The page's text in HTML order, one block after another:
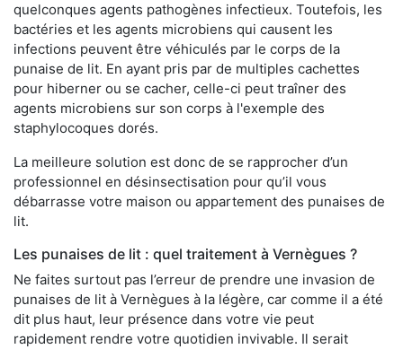
quelconques agents pathogènes infectieux. Toutefois, les
bactéries et les agents microbiens qui causent les
infections peuvent être véhiculés par le corps de la
punaise de lit. En ayant pris par de multiples cachettes
pour hiberner ou se cacher, celle-ci peut traîner des
agents microbiens sur son corps à l'exemple des
staphylocoques dorés.
La meilleure solution est donc de se rapprocher d’un
professionnel en désinsectisation pour qu’il vous
débarrasse votre maison ou appartement des punaises de
lit.
Les punaises de lit : quel traitement à Vernègues ?
Ne faites surtout pas l’erreur de prendre une invasion de
punaises de lit à Vernègues à la légère, car comme il a été
dit plus haut, leur présence dans votre vie peut
rapidement rendre votre quotidien invivable. Il serait